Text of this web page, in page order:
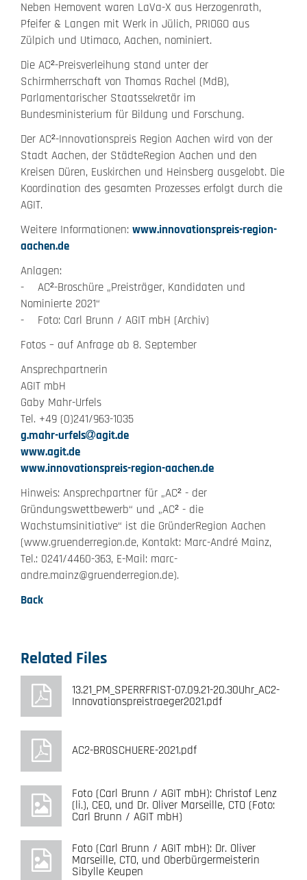
Neben Hemovent waren LaVa-X aus Herzogenrath,
Pfeifer & Langen mit Werk in Jülich, PRIOGO aus
Zülpich und Utimaco, Aachen, nominiert.
Die AC²-Preisverleihung stand unter der
Schirmherrschaft von Thomas Rachel (MdB),
Parlamentarischer Staatssekretär im
Bundesministerium für Bildung und Forschung.
Der AC²-Innovationspreis Region Aachen wird von der
Stadt Aachen, der StädteRegion Aachen und den
Kreisen Düren, Euskirchen und Heinsberg ausgelobt. Die
Koordination des gesamten Prozesses erfolgt durch die
AGIT.
Weitere Informationen: www.innovationspreis-region-
aachen.de
Anlagen:
- AC²-Broschüre „Preisträger, Kandidaten und
Nominierte 2021“
- Foto: Carl Brunn / AGIT mbH (Archiv)
Fotos – auf Anfrage ab 8. September
Ansprechpartnerin
AGIT mbH
Gaby Mahr-Urfels
Tel. +49 (0)241/963-1035
g.mahr-urfels
agit.de
www.agit.de
www.innovationspreis-region-aachen.de
Hinweis: Ansprechpartner für „AC² - der
Gründungswettbewerb“ und „AC² - die
Wachstumsinitiative“ ist die GründerRegion Aachen
(www.gruenderregion.de, Kontakt: Marc-André Mainz,
Tel.: 0241/4460-363, E-Mail: marc-
andre.mainz@gruenderregion.de).
Back
Related Files
13.21_PM_SPERRFRIST-07.09.21-20.30Uhr_AC2-
Innovationspreistraeger2021.pdf
AC2-BROSCHUERE-2021.pdf
Foto (Carl Brunn / AGIT mbH): Christof Lenz
(li.), CEO, und Dr. Oliver Marseille, CTO (Foto:
Carl Brunn / AGIT mbH)
Foto (Carl Brunn / AGIT mbH): Dr. Oliver
Marseille, CTO, und Oberbürgermeisterin
Sibylle Keupen